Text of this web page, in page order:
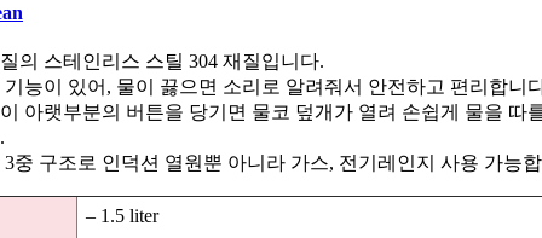
의 스테인리스 스틸 304 재질입니다.
기능이 있어, 물이 끓으면 소리로 알려줘서 안전하고 편리합니
아랫부분의 버튼을 당기면 물코 덮개가 열려 손쉽게 물을 따
3중 구조로 인덕션 열원뿐 아니라 가스, 전기레인지 사용 가능
– 1.5 liter